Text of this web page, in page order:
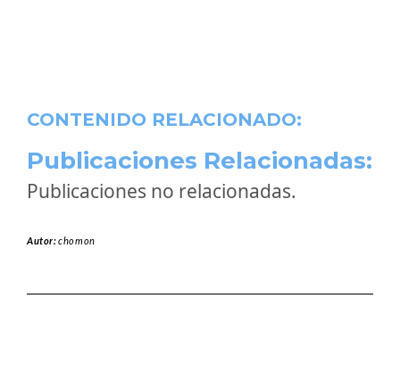
CONTENIDO RELACIONADO:
Publicaciones Relacionadas:
Publicaciones no relacionadas.
Autor:chomon